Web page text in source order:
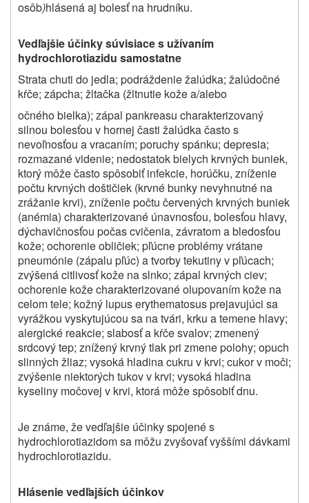
osôb)hlásená aj bolesť na hrudníku.
Vedľajšie účinky súvisiace s užívaním
hydrochlorotiazidu samostatne
Strata chuti do jedla; podráždenie žalúdka; žalúdočné
kŕče; zápcha; žltačka (žltnutie kože a/alebo
očného bielka); zápal pankreasu charakterizovaný
silnou bolesťou v hornej časti žalúdka často s
nevoľnosťou a vracaním; poruchy spánku; depresia;
rozmazané videnie; nedostatok bielych krvných buniek,
ktorý môže často spôsobiť infekcie, horúčku, zníženie
počtu krvných doštičiek (krvné bunky nevyhnutné na
zrážanie krvi), zníženie počtu červených krvných buniek
(anémia) charakterizované únavnosťou, bolesťou hlavy,
dýchavičnosťou počas cvičenia, závratom a bledosťou
kože; ochorenie obličiek; pľúcne problémy vrátane
pneumónie (zápalu pľúc) a tvorby tekutiny v pľúcach;
zvýšená citlivosť kože na slnko; zápal krvných ciev;
ochorenie kože charakterizované olupovaním kože na
celom tele; kožný lupus erythematosus prejavujúci sa
vyrážkou vyskytujúcou sa na tvári, krku a temene hlavy;
alergické reakcie; slabosť a kŕče svalov; zmenený
srdcový tep; znížený krvný tlak pri zmene polohy; opuch
slinných žliaz; vysoká hladina cukru v krvi; cukor v moči;
zvýšenie niektorých tukov v krvi; vysoká hladina
kyseliny močovej v krvi, ktorá môže spôsobiť dnu.
Je známe, že vedľajšie účinky spojené s
hydrochlorotiazidom sa môžu zvyšovať vyššími dávkami
hydrochlorotiazidu.
Hlásenie vedľajších účinkov